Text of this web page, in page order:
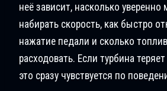
неё зависит, насколько
набирать скорость, как быстро
нажатие педали и сколько
расходовать. Если турбина
это сразу чувствуется по